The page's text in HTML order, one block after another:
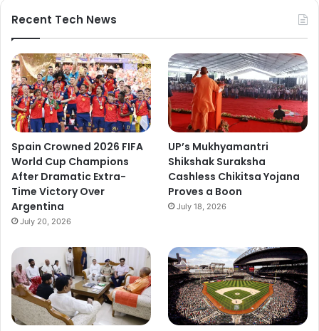
Recent Tech News
Spain Crowned 2026 FIFA
World Cup Champions
After Dramatic Extra-
Time Victory Over
Argentina
July 20, 2026
UP’s Mukhyamantri
Shikshak Suraksha
Cashless Chikitsa Yojana
Proves a Boon
July 18, 2026